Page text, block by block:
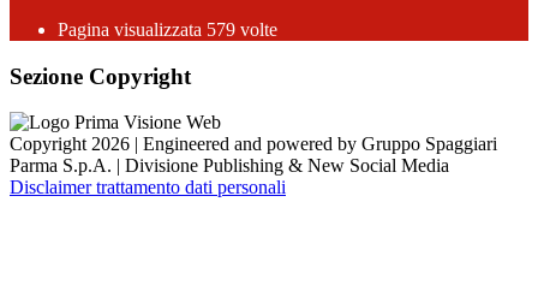
Pagina visualizzata 579 volte
Sezione Copyright
Copyright 2026 | Engineered and powered by Gruppo Spaggiari
Parma S.p.A. | Divisione Publishing & New Social Media
Disclaimer trattamento dati personali